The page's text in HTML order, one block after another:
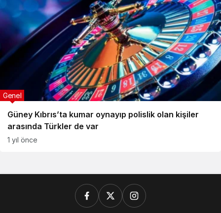
Güney Kıbrıs’ta kumar oynayıp polislik olan kişiler
arasında Türkler de var
Genel
1 yıl önce